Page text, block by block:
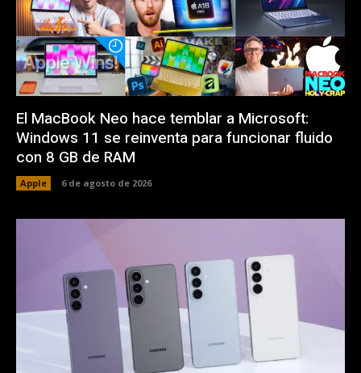
El MacBook Neo hace temblar a Microsoft:
Windows 11 se reinventa para funcionar fluido
con 8 GB de RAM
Apple 6 de agosto de 2026